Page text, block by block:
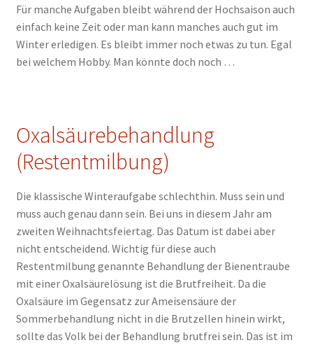
Für manche Aufgaben bleibt während der Hochsaison auch
einfach keine Zeit oder man kann manches auch gut im
Winter erledigen. Es bleibt immer noch etwas zu tun. Egal
bei welchem Hobby. Man könnte doch noch …
Oxalsäurebehandlung
(Restentmilbung)
Die klassische Winteraufgabe schlechthin. Muss sein und
muss auch genau dann sein. Bei uns in diesem Jahr am
zweiten Weihnachtsfeiertag. Das Datum ist dabei aber
nicht entscheidend. Wichtig für diese auch
Restentmilbung genannte Behandlung der Bienentraube
mit einer Oxalsäurelösung ist die Brutfreiheit. Da die
Oxalsäure im Gegensatz zur Ameisensäure der
Sommerbehandlung nicht in die Brutzellen hinein wirkt,
sollte das Volk bei der Behandlung brutfrei sein. Das ist im